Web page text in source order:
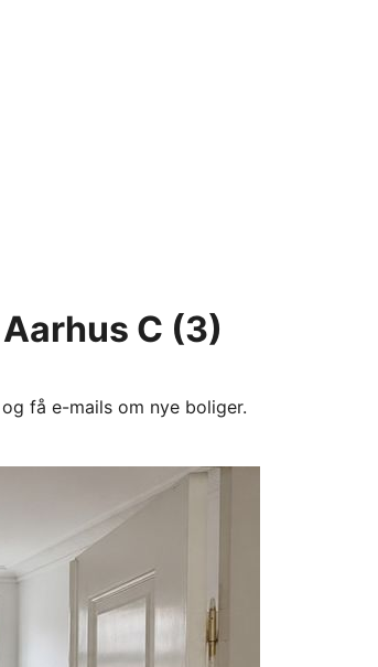
C (3)
få e-mails om nye boliger.